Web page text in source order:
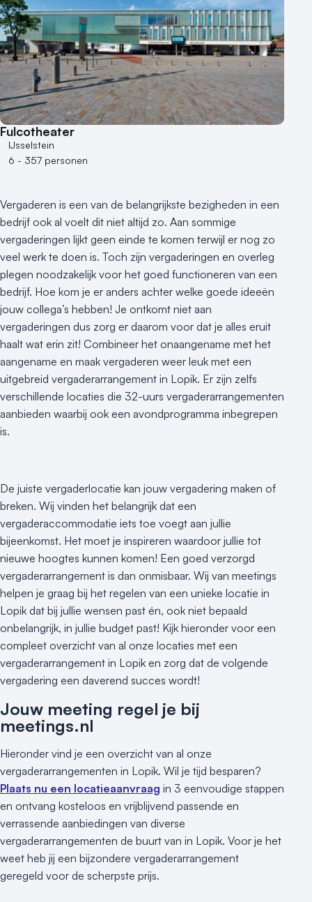
Fulcotheater
IJsselstein
6 - 357 personen
Vergaderen is een van de belangrijkste bezigheden in een
bedrijf ook al voelt dit niet altijd zo. Aan sommige
vergaderingen lijkt geen einde te komen terwijl er nog zo
veel werk te doen is. Toch zijn vergaderingen en overleg
plegen noodzakelijk voor het goed functioneren van een
bedrijf. Hoe kom je er anders achter welke goede ideeën
jouw collega’s hebben! Je ontkomt niet aan
vergaderingen dus zorg er daarom voor dat je alles eruit
haalt wat erin zit! Combineer het onaangename met het
aangename en maak vergaderen weer leuk met een
uitgebreid vergaderarrangement in Lopik. Er zijn zelfs
verschillende locaties die 32-uurs vergaderarrangementen
aanbieden waarbij ook een avondprogramma inbegrepen
is.
De juiste vergaderlocatie kan jouw vergadering maken of
breken. Wij vinden het belangrijk dat een
vergaderaccommodatie iets toe voegt aan jullie
bijeenkomst. Het moet je inspireren waardoor jullie tot
nieuwe hoogtes kunnen komen! Een goed verzorgd
vergaderarrangement is dan onmisbaar. Wij van meetings
helpen je graag bij het regelen van een unieke locatie in
Lopik dat bij jullie wensen past én, ook niet bepaald
onbelangrijk, in jullie budget past! Kijk hieronder voor een
compleet overzicht van al onze locaties met een
vergaderarrangement in Lopik en zorg dat de volgende
vergadering een daverend succes wordt!
Jouw meeting regel je bij
meetings.nl
Hieronder vind je een overzicht van al onze
vergaderarrangementen in Lopik. Wil je tijd besparen?
Plaats nu een locatieaanvraag in 3 eenvoudige stappen
en ontvang kosteloos en vrijblijvend passende en
verrassende aanbiedingen van diverse
vergaderarrangementen de buurt van in Lopik. Voor je het
weet heb jij een bijzondere vergaderarrangement
geregeld voor de scherpste prijs.